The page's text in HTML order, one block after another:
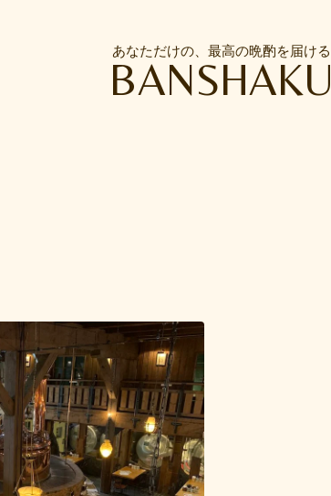
あなただけの、最高の晩酌を届ける
BANSHAKU